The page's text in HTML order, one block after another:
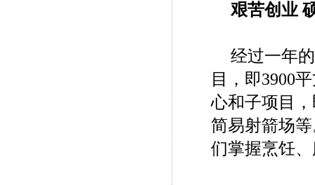
艰苦创业
经过一年
目，即3900
心和子项目
简易射箭场
们掌握烹饪